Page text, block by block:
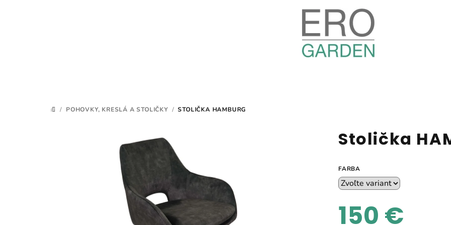
DOMOV
/ POHOVKY, KRESLÁ A STOLIČKY / STOLIČKA HAMBURG
Stolička
FARBA
150 €